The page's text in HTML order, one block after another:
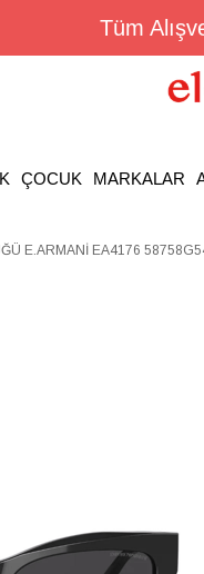
Tüm
ÇOCUK MARKALAR
E.ARMANİ EA4176